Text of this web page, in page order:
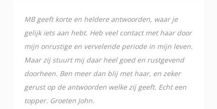
MB geeft korte en heldere antwoorden, waar je
gelijk iets aan hebt. Heb veel contact met haar door
mijn onrustige en vervelende periode in mijn leven.
Maar zij stuurt mij daar heel goed en rustgevend
doorheen. Ben meer dan blij met haar, en zeker
gerust op de antwoorden welke zij geeft. Echt een
topper. Groeten John.